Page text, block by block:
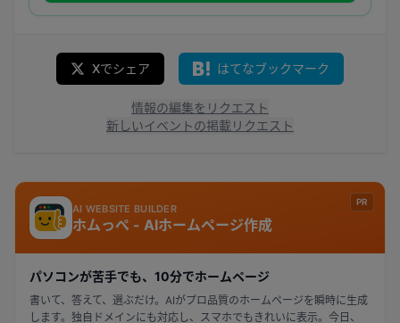
Xでシェア はてなブックマーク
情報の編集をリクエスト
新しいイベントの掲載リクエスト
PR
AI WEBSITE BUILDER
ホムっぺ - AIホームページ作成
パソコンが苦手でも、10分でホームページ
書いて、答えて、選ぶだけ。AIがプロ品質のホームページを瞬時に生成
します。独自ドメインにも対応し、スマホでもきれいに表示。今日、